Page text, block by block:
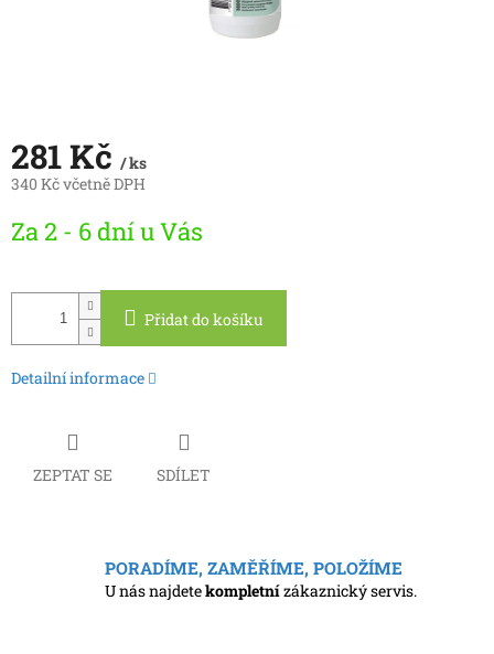
281 Kč / ks
340 Kč včetně DPH
cena:
Za 2 - 6 dní u Vás
Přidat do košíku
Detailní informace
ZEPTAT SE SDÍLET
PORADÍME, ZAMĚŘÍME, POLOŽÍME
U nás najdetekompletnízákaznický servis.